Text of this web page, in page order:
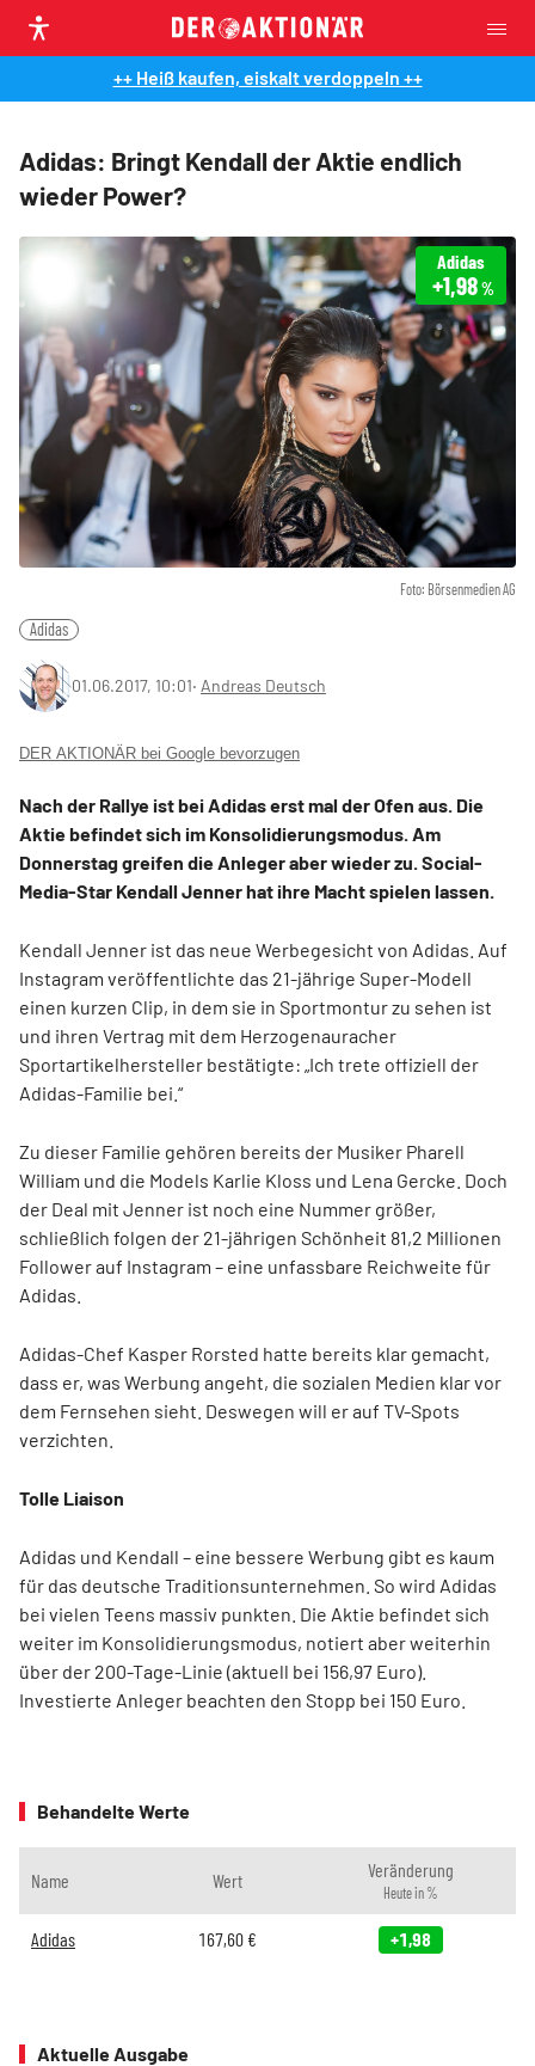
++ Heiß kaufen, eiskalt verdoppeln ++
Adidas: Bringt Kendall der Aktie endlich
wieder Power?
Foto: Börsenmedien AG
Adidas
+1,98%
Adidas
01.06.2017, 10:01‧ Andreas Deutsch
DER AKTIONÄR bei Google bevorzugen
Nach der Rallye ist bei Adidas erst mal der Ofen aus. Die
Aktie befindet sich im Konsolidierungsmodus. Am
Donnerstag greifen die Anleger aber wieder zu. Social-
Media-Star Kendall Jenner hat ihre Macht spielen lassen.
Kendall Jenner ist das neue Werbegesicht von Adidas. Auf
Instagram veröffentlichte das 21-jährige Super-Modell
einen kurzen Clip, in dem sie in Sportmontur zu sehen ist
und ihren Vertrag mit dem Herzogenauracher
Sportartikelhersteller bestätigte: „Ich trete offiziell der
Adidas-Familie bei.“
Zu dieser Familie gehören bereits der Musiker Pharell
William und die Models Karlie Kloss und Lena Gercke. Doch
der Deal mit Jenner ist noch eine Nummer größer,
schließlich folgen der 21-jährigen Schönheit 81,2 Millionen
Follower auf Instagram – eine unfassbare Reichweite für
Adidas.
Adidas-Chef Kasper Rorsted hatte bereits klar gemacht,
dass er, was Werbung angeht, die sozialen Medien klar vor
dem Fernsehen sieht. Deswegen will er auf TV-Spots
verzichten.
Tolle Liaison
Adidas und Kendall – eine bessere Werbung gibt es kaum
für das deutsche Traditionsunternehmen. So wird Adidas
bei vielen Teens massiv punkten. Die Aktie befindet sich
weiter im Konsolidierungsmodus, notiert aber weiterhin
über der 200-Tage-Linie (aktuell bei 156,97 Euro).
Investierte Anleger beachten den Stopp bei 150 Euro.
Behandelte Werte
Name Wert Veränderung
Heute in %
Adidas 167,60€ +1,98
Aktuelle Ausgabe